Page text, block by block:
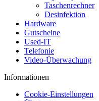
Taschenrechner
Desinfektion
Hardware
Gutscheine
Used-IT
Telefonie
Video-Überwachung
Informationen
Cookie-Einstellungen